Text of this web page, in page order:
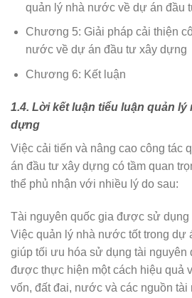
quản lý nhà nước về dự án đầu
Chương 5: Giải pháp cải thiện
nước về dự án đầu tư xây dựng
Chương 6: Kết luận
1.4. Lời kết luận tiểu luận quản
dựng
Việc cải tiến và nâng cao công tác
án đầu tư xây dựng có tầm quan
thể phủ nhận với nhiều lý do sau:
Tài nguyên quốc gia được sử dụng
Việc quản lý nhà nước tốt trong dự
giúp tối ưu hóa sử dụng tài nguyên
được thực hiện một cách hiệu quả
vốn, đất đai, nước và các nguồn tài